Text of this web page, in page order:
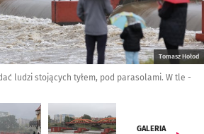
Tomasz Hołod
ludzi stojących tyłem, pod parasolami. W tle -
GALERIA